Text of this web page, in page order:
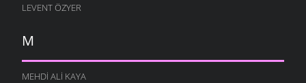
LEVENT ÖZYER
M
MEHDI ALI KAYA